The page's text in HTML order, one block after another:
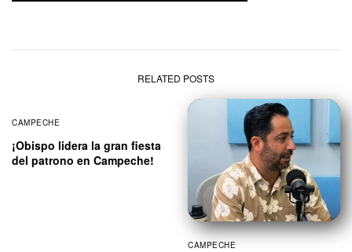
RELATED POSTS
CAMPECHE
¡Obispo lidera la gran fiesta
del patrono en Campeche!
CAMPECHE